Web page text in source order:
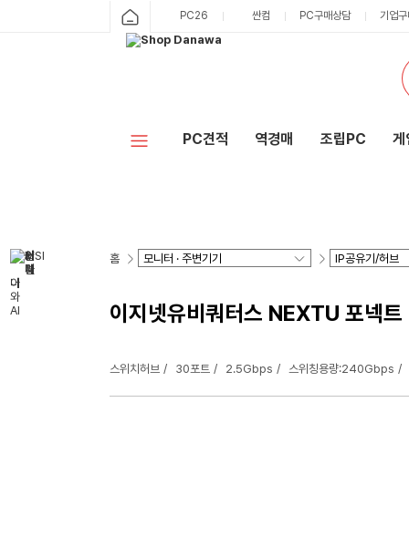
PC26 싼컴 PC구매상담 기업
PC견적 역경매 조립PC 게
홈
이지넷유비쿼터스 NEXTU 포넥
스위치허브 30포트 2.5Gbps 스위칭용량:240Gbps